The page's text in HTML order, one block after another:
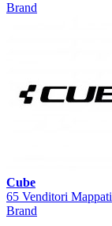
Brand
Cube
65 Venditori Mappati
Brand